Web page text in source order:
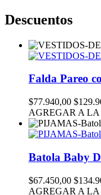
Descuentos
Falda Pareo
$77.940,00
AGREGAR A LA
Batola Baby
$67.450,00
AGREGAR A LA